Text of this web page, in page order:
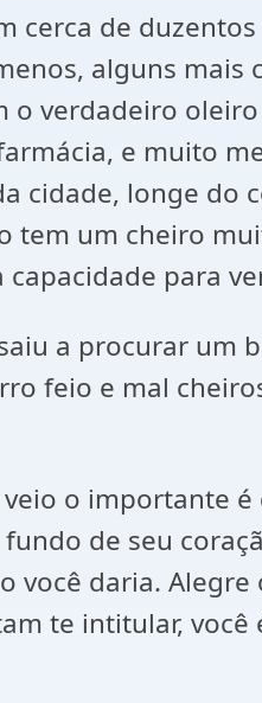
cerca de
alguns
o verdadeiro
e muito
cidade, longe do
tem um cheiro
para
saiu a procurar
feio e mal
o importante
de seu
você daria.
te intitular,